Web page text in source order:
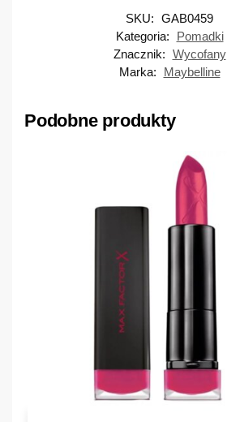
SKU: GAB0459
Kategoria:
Pomadki
Znacznik: Wycofany
Marka:
Maybelline
Podobne produkty